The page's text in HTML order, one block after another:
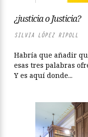
¿justicia o Justicia?
SILVIA LÓPEZ RIPOLL
Habría que añadir
esas tres palabras
Y es aquí donde...